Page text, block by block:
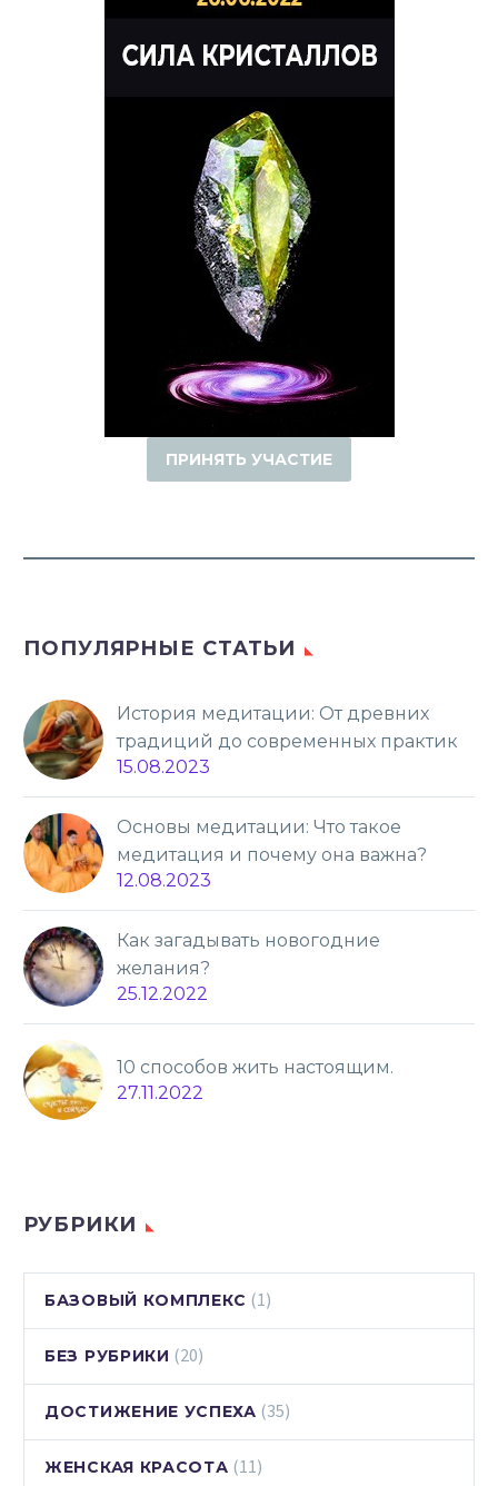
ПРИНЯТЬ УЧАСТИЕ
ПОПУЛЯРНЫЕ СТАТЬИ
История медитации: От древних
традиций до современных практик
15.08.2023
Основы медитации: Что такое
медитация и почему она важна?
12.08.2023
Как загадывать новогодние
желания?
25.12.2022
10 способов жить настоящим.
27.11.2022
РУБРИКИ
БАЗОВЫЙ КОМПЛЕКС (1)
БЕЗ РУБРИКИ (20)
ДОСТИЖЕНИЕ УСПЕХА (35)
ЖЕНСКАЯ КРАСОТА (11)